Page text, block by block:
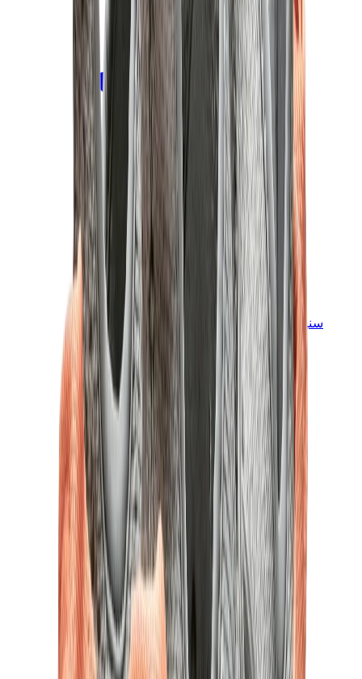
View All
علامات أخرى
سنيكرز للأطفال
جوردن للأطفال
ييزي للأطفال
نايكي للأطفال
View All
سنيكرز للأطفال